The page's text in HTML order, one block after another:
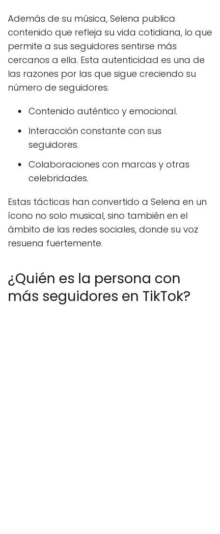
Además de su música, Selena publica
contenido que refleja su vida cotidiana, lo que
permite a sus seguidores sentirse más
cercanos a ella. Esta autenticidad es una de
las razones por las que sigue creciendo su
número de seguidores.
Contenido auténtico y emocional.
Interacción constante con sus
seguidores.
Colaboraciones con marcas y otras
celebridades.
Estas tácticas han convertido a Selena en un
ícono no solo musical, sino también en el
ámbito de las redes sociales, donde su voz
resuena fuertemente.
¿Quién es la persona con
más seguidores en TikTok?